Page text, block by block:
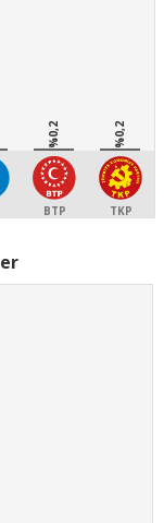
%0,2
BTP
%0,2
TKP